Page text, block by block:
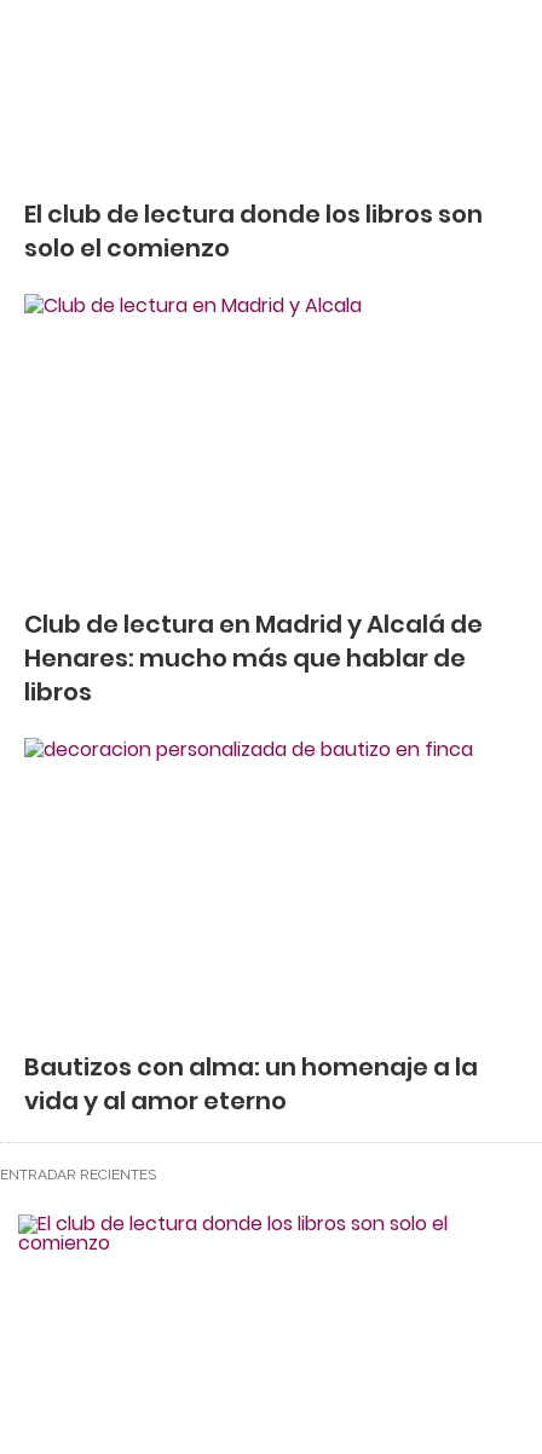
El club de lectura donde los libros son
solo el comienzo
Club de lectura en Madrid y Alcalá de
Henares: mucho más que hablar de
libros
Bautizos con alma: un homenaje a la
vida y al amor eterno
ENTRADAR RECIENTES